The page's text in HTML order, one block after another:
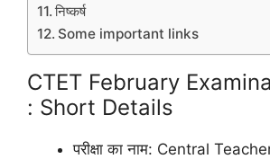
निष्कर्ष
Some important links
CTET February
: Short Details
परीक्षा का नाम: Central